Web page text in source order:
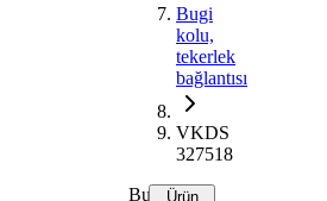
Bugi
kolu,
tekerlek
bağlantısı
VKDS
327518
Bugi
Ürün